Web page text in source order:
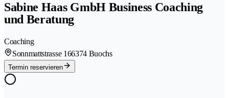
Sabine Haas GmbH Business Coaching
und Beratung
Coaching
Sonnmattstrasse 166374 Buochs
Termin reservieren